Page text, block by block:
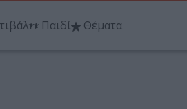
Παιδί Θέματα